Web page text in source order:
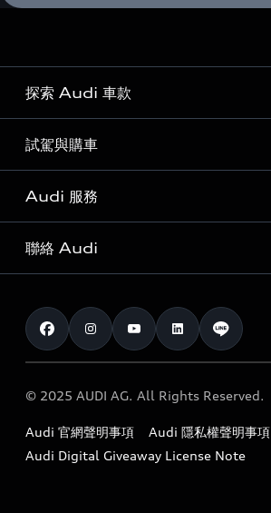
探索 Audi 車款
所有車款
客製化您的 Audi
Audi 純電生活圈
奧迪嚴選中古車
試駕與購車
購車方案
最新優惠
預約試駕 | 多元安心賞車
Audi 經銷商服務據點
Audi 服務
Audi 原廠配件與精品
myAudi TW app
定期保養
保固
召回案件查詢
聯絡 Audi
訂閱電子報
與我聯繫
吹哨者制度
© 2025 AUDI AG. All Rights Reserved.
Audi 官網聲明事項
Audi 隱私權聲明事項
Audi Digital Giveaway License Note